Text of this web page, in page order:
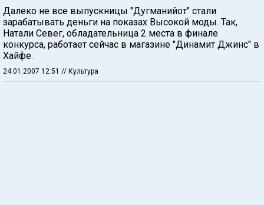
Далеко не все выпускницы "Дугманийот" стали
зарабатывать деньги на показах Высокой моды. Так,
Натали Севег, обладательница 2 места в финале
конкурса, работает сейчас в магазине "Динамит Джинс" в
Хайфе.
24.01.2007 12:51 // Культура